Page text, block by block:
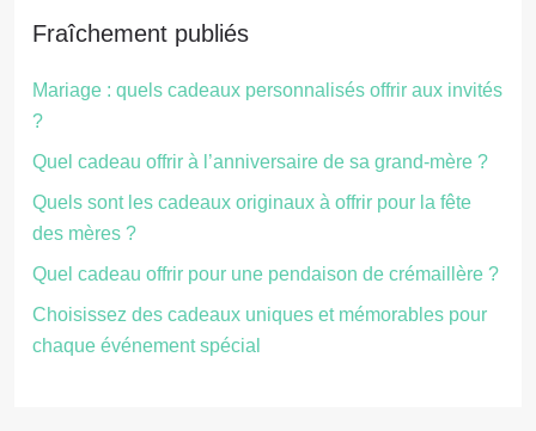
Fraîchement publiés
Mariage : quels cadeaux personnalisés offrir aux invités
?
Quel cadeau offrir à l’anniversaire de sa grand-mère ?
Quels sont les cadeaux originaux à offrir pour la fête
des mères ?
Quel cadeau offrir pour une pendaison de crémaillère ?
Choisissez des cadeaux uniques et mémorables pour
chaque événement spécial